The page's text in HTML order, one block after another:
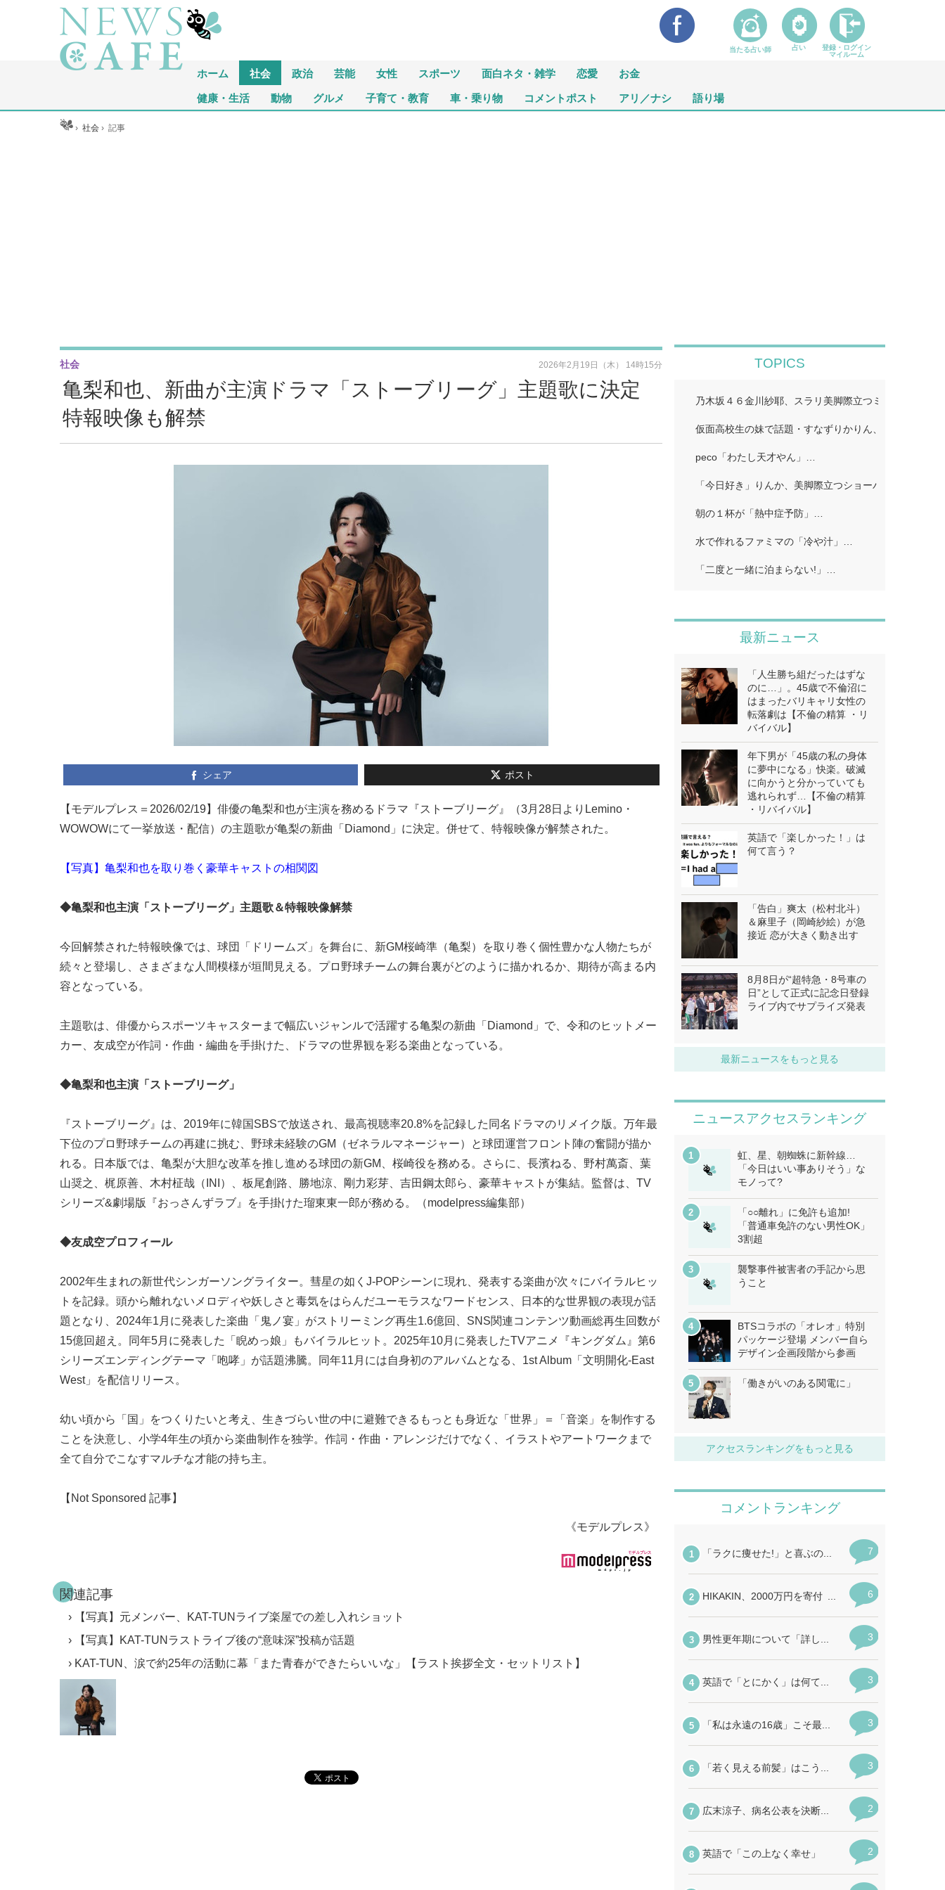
ホーム 社会 政治 芸能 女性 スポーツ 面白ネタ・雑学 恋愛 お金
健康・生活 動物 グルメ 子育て・教育 車・乗り物 コメントポスト アリ／ナシ 語り場
ホーム ›社会 ›記事
亀梨和也、新曲が主演ドラマ「ストーブリーグ」主題歌に決定
特報映像も解禁
社会 2026年2月19日（木） 14時15分
シェア ポスト
【モデルプレス＝2026/02/19】俳優の亀梨和也が主演を務めるドラマ『ストーブリーグ』（3月28日よりLemino・
WOWOWにて一挙放送・配信）の主題歌が亀梨の新曲「Diamond」に決定。併せて、特報映像が解禁された。
【写真】亀梨和也を取り巻く豪華キャストの相関図
◆亀梨和也主演「ストーブリーグ」主題歌＆特報映像解禁
今回解禁された特報映像では、球団「ドリームズ」を舞台に、新GM桜崎準（亀梨）を取り巻く個性豊かな人物たちが
続々と登場し、さまざまな人間模様が垣間見える。プロ野球チームの舞台裏がどのように描かれるか、期待が高まる内
容となっている。
主題歌は、俳優からスポーツキャスターまで幅広いジャンルで活躍する亀梨の新曲「Diamond」で、令和のヒットメー
カー、友成空が作詞・作曲・編曲を手掛けた、ドラマの世界観を彩る楽曲となっている。
◆亀梨和也主演「ストーブリーグ」
『ストーブリーグ』は、2019年に韓国SBSで放送され、最高視聴率20.8%を記録した同名ドラマのリメイク版。万年最
下位のプロ野球チームの再建に挑む、野球未経験のGM（ゼネラルマネージャー）と球団運営フロント陣の奮闘が描か
れる。日本版では、亀梨が大胆な改革を推し進める球団の新GM、桜崎役を務める。さらに、長濱ねる、野村萬斎、葉
山奨之、梶原善、木村柾哉（INI）、板尾創路、勝地涼、剛力彩芽、吉田鋼太郎ら、豪華キャストが集結。監督は、TV
シリーズ&劇場版『おっさんずラブ』を手掛けた瑠東東一郎が務める。（modelpress編集部）
◆友成空プロフィール
2002年生まれの新世代シンガーソングライター。彗星の如くJ-POPシーンに現れ、発表する楽曲が次々にバイラルヒッ
トを記録。頭から離れないメロディや妖しさと毒気をはらんだユーモラスなワードセンス、日本的な世界観の表現が話
題となり、2024年1月に発表した楽曲「鬼ノ宴」がストリーミング再生1.6億回、SNS関連コンテンツ動画総再生回数が
15億回超え。同年5月に発表した「睨めっ娘」もバイラルヒット。2025年10月に発表したTVアニメ『キングダム』第6
シリーズエンディングテーマ「咆哮」が話題沸騰。同年11月には自身初のアルバムとなる、1st Album「文明開化-East
West」を配信リリース。
幼い頃から「国」をつくりたいと考え、生きづらい世の中に避難できるもっとも身近な「世界」＝「音楽」を制作する
ことを決意し、小学4年生の頃から楽曲制作を独学。作詞・作曲・アレンジだけでなく、イラストやアートワークまで
全て自分でこなすマルチな才能の持ち主。
【Not Sponsored 記事】
《モデルプレス》
関連記事
【写真】元メンバー、KAT-TUNライブ楽屋での差し入れショット
【写真】KAT-TUNラストライブ後の“意味深”投稿が話題
KAT-TUN、涙で約25年の活動に幕「また青春ができたらいいな」【ラスト挨拶全文・セットリスト】
TOPICS
乃木坂４６金川紗耶、スラリ美脚際立つミニロンパー
仮面高校生の妹で話題・すなずりかりん、人生初の“裸
peco「わたし天才やん」…
「今日好き」りんか、美脚際立つショーパンコーデに
朝の１杯が「熱中症予防」…
水で作れるファミマの「冷や汁」…
「二度と一緒に泊まらない!」…
最新ニュース
「人生勝ち組だったはずな
のに…」。45歳で不倫沼に
はまったバリキャリ女性の
転落劇は【不倫の精算 ・リ
バイバル】
年下男が「45歳の私の身体
に夢中になる」快楽。破滅
に向かうと分かっていても
逃れられず…【不倫の精算
・リバイバル】
英語で「楽しかった！」は
何て言う？
「告白」爽太（松村北斗）
＆麻里子（岡崎紗絵）が急
接近 恋が大きく動き出す
8月8日が“超特急・8号車の
日”として正式に記念日登録
ライブ内でサプライズ発表
最新ニュースをもっと見る
ニュースアクセスランキング
虹、星、朝蜘蛛に新幹線…
「今日はいい事ありそう」な
モノって?
「○○離れ」に免許も追加!
「普通車免許のない男性OK」
3割超
襲撃事件被害者の手記から思
うこと
BTSコラボの「オレオ」特別
パッケージ登場 メンバー自ら
デザイン企画段階から参画
「働きがいのある関電に」
アクセスランキングをもっと見る
当たる占い師 占い
登録・ログイン
マイルーム